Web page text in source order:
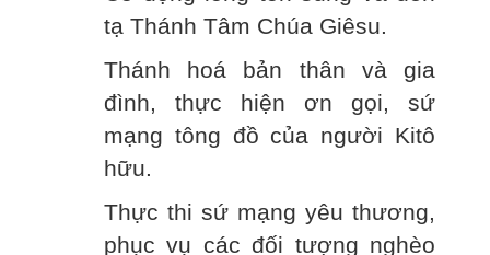
tạ Thánh Tâm Chúa Giêsu.
Thánh hoá bản thân và gia
đình, thực hiện ơn gọi, sứ
mạng tông đồ của người Kitô
hữu.
Thực thi sứ mạng yêu thương,
phục vụ các đối tượng nghèo